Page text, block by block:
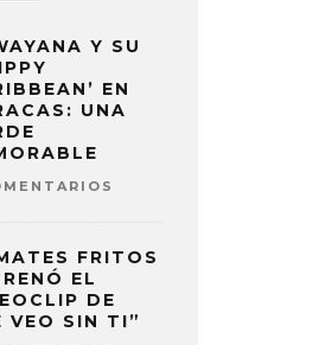
Y SU
EN
UNA
FRITOS
EL
DE
VEO SIN TI”